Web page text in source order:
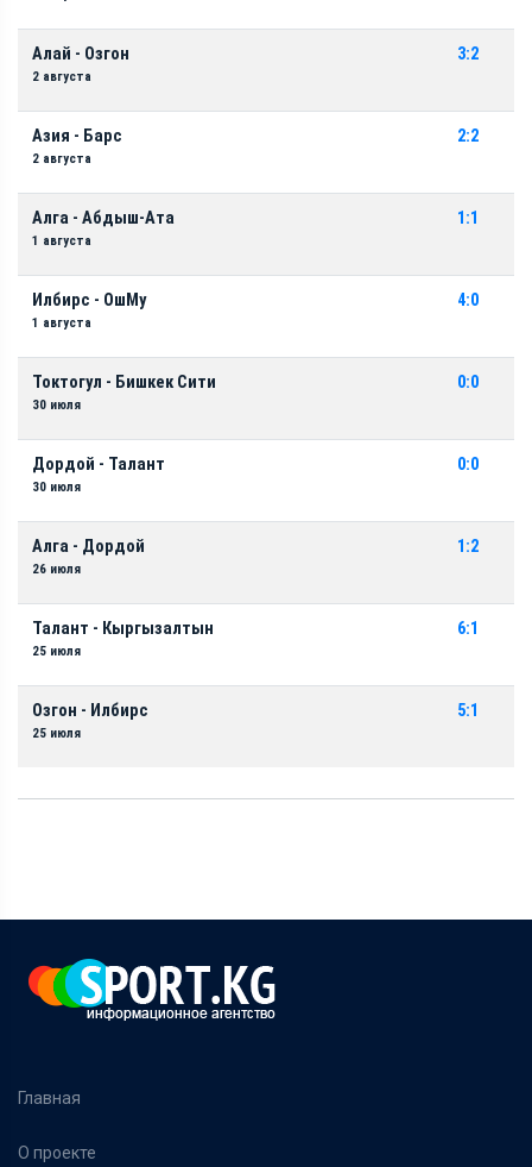
Алай - Озгон
2 августа
3:2
Азия - Барс
2 августа
2:2
Алга - Абдыш-Ата
1 августа
1:1
Илбирс - ОшМу
1 августа
4:0
Токтогул - Бишкек Сити
30 июля
0:0
Дордой - Талант
30 июля
0:0
Алга - Дордой
26 июля
1:2
Талант - Кыргызалтын
25 июля
6:1
Озгон - Илбирс
25 июля
5:1
Главная
О проекте